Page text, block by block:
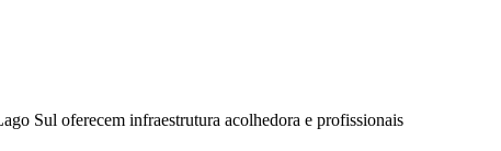
Sul oferecem infraestrutura acolhedora e profissionais